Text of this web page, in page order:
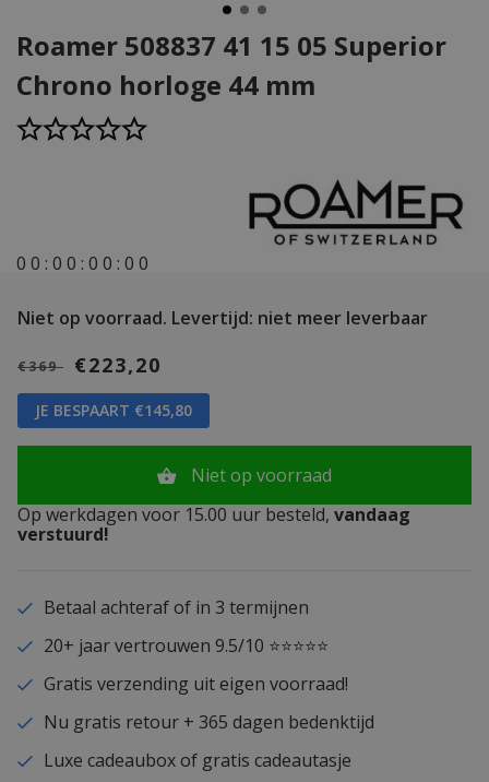
Roamer 508837 41 15 05 Superior
Chrono horloge 44 mm
0 0 : 0 0 : 0 0 : 0 0
Niet op voorraad. Levertijd: niet meer leverbaar
€369 €223,20
JE BESPAART €145,80
Niet op voorraad
Op werkdagen voor 15.00 uur besteld, vandaag
verstuurd!
Betaal achteraf of in 3 termijnen
20+ jaar vertrouwen 9.5/10 ⭐⭐⭐⭐⭐
Gratis verzending uit eigen voorraad!
Nu gratis retour + 365 dagen bedenktijd
Luxe cadeaubox of gratis cadeautasje